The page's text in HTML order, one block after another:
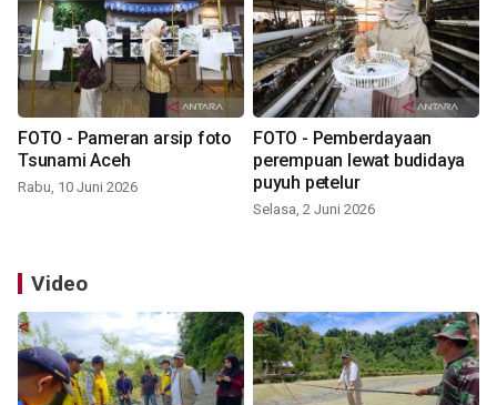
FOTO - Pameran arsip foto
Tsunami Aceh
Rabu, 10 Juni 2026
FOTO - Pemberdayaan
perempuan lewat budidaya
puyuh petelur
Selasa, 2 Juni 2026
Video